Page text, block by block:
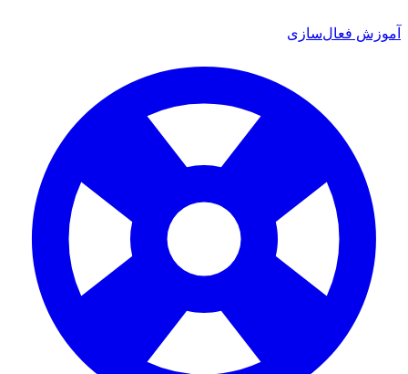
فعال‌سازی